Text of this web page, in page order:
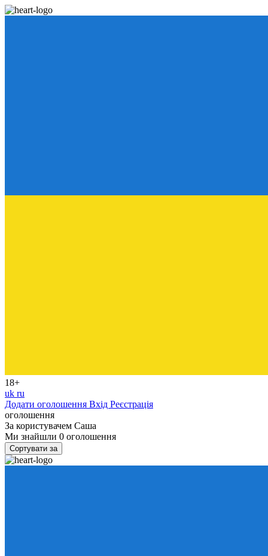
18+
uk ru
Додати оголошення Вхід Реєстрація
оголошення
За користувачем Саша
Ми знайшли 0 оголошення
Сортувати за